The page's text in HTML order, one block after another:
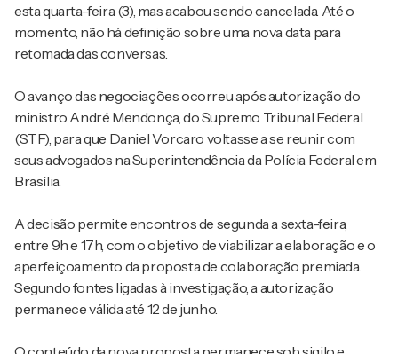
esta quarta-feira (3), mas acabou sendo cancelada. Até o
momento, não há definição sobre uma nova data para
retomada das conversas.
O avanço das negociações ocorreu após autorização do
ministro André Mendonça, do Supremo Tribunal Federal
(STF), para que Daniel Vorcaro voltasse a se reunir com
seus advogados na Superintendência da Polícia Federal em
Brasília.
A decisão permite encontros de segunda a sexta-feira,
entre 9h e 17h, com o objetivo de viabilizar a elaboração e o
aperfeiçoamento da proposta de colaboração premiada.
Segundo fontes ligadas à investigação, a autorização
permanece válida até 12 de junho.